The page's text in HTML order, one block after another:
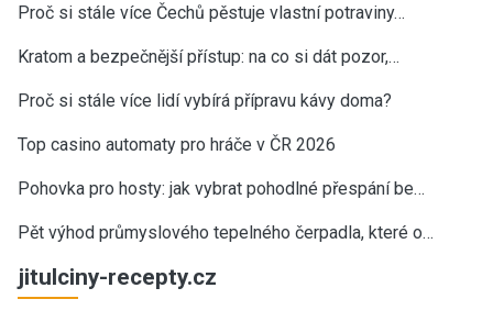
Proč si stále více Čechů pěstuje vlastní potraviny…
Kratom a bezpečnější přístup: na co si dát pozor,…
Proč si stále více lidí vybírá přípravu kávy doma?
Top casino automaty pro hráče v ČR 2026
Pohovka pro hosty: jak vybrat pohodlné přespání be…
Pět výhod průmyslového tepelného čerpadla, které o…
jitulciny-recepty.cz